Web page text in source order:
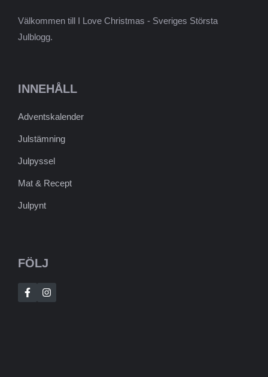
Välkommen till I Love Christmas - Sveriges Största
Julblogg.
INNEHÅLL
Adventskalender
Julstämning
Julpyssel
Mat & Recept
Julpynt
FÖLJ